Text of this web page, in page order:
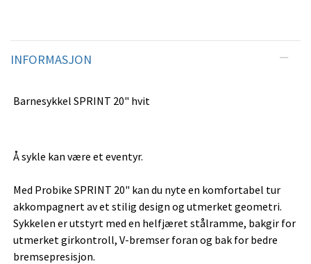
INFORMASJON
Barnesykkel SPRINT 20" hvit
Å sykle kan være et eventyr.
Med Probike SPRINT 20" kan du nyte en komfortabel tur
akkompagnert av et stilig design og utmerket geometri.
Sykkelen er utstyrt med en helfjæret stålramme, bakgir for
utmerket girkontroll, V-bremser foran og bak for bedre
bremsepresisjon.